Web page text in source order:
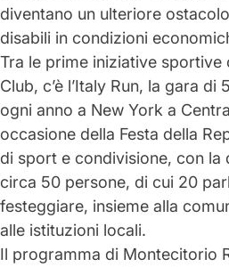
diventano un ulteriore
disabili in condizioni
Tra le prime iniziative sportive
Club, c’è l’Italy Run, la gara di
ogni anno a New York a
occasione della Festa della
di sport e condivisione, con la
circa 50 persone, di cui 20
festeggiare, insieme alla
alle istituzioni locali.
Il programma di Montecitorio